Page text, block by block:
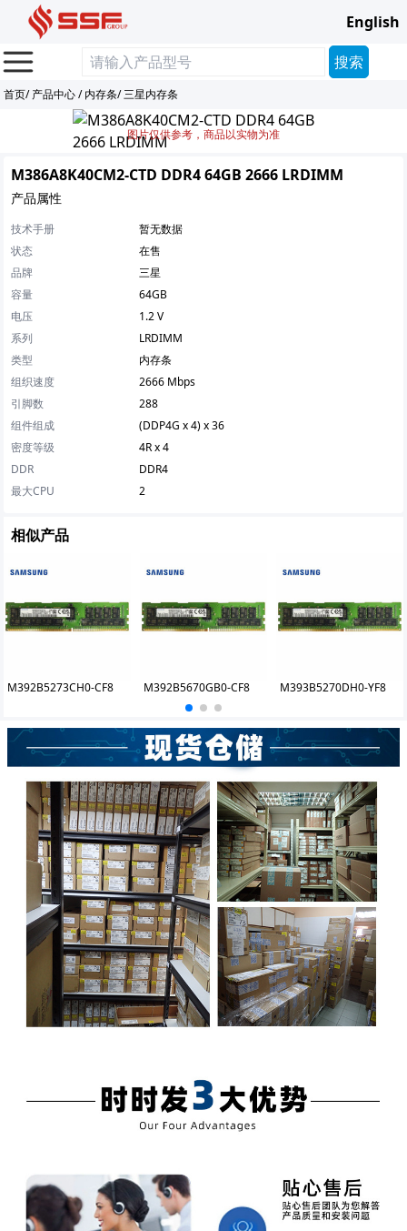
English
首页/产品中心/内存条/三星内存条
图片仅供参考，商品以实物为准
M386A8K40CM2-CTD DDR4 64GB 2666 LRDIMM
产品属性
技术手册
暂无数据
状态
在售
品牌
三星
容量
64GB
电压
1.2 V
系列
LRDIMM
类型
内存条
组织速度
2666 Mbps
引脚数
288
组件组成
(DDP4G x 4) x 36
密度等级
4R x 4
DDR
DDR4
最大CPU
2
相似产品
M392B5273CH0-CF8 M392B5670GB0-CF8 M393B5270DH0-YF8